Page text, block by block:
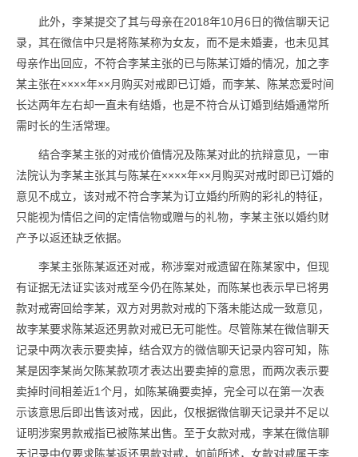
此外，李某提交了其与母亲在2018年10月6日的微信聊天记
录，其在微信中只是将陈某称为女友，而不是未婚妻，也未见其
母亲作出回应，不符合李某主张的已与陈某订婚的情况，加之李
某主张在××××年××月购买对戒即已订婚，而李某、陈某恋爱时间
长达两年左右却一直未有结婚，也是不符合从订婚到结婚通常所
需时长的生活常理。
结合李某主张的对戒价值情况及陈某对此的抗辩意见，一审
法院认为李某主张其与陈某在××××年××月购买对戒时即已订婚的
意见不成立，该对戒不符合李某为订立婚约所购的彩礼的特征，
只能视为情侣之间的定情信物或赠与的礼物，李某主张以婚约财
产予以返还缺乏依据。
李某主张陈某返还对戒，称涉案对戒遗留在陈某家中，但现
有证据无法证实该对戒至今仍在陈某处，而陈某也表示早已将男
款对戒寄回给李某，双方对男款对戒的下落未能达成一致意见，
故李某要求陈某返还男款对戒已无可能性。尽管陈某在微信聊天
记录中两次表示要卖掉，结合双方的微信聊天记录内容可知，陈
某是因李某尚欠陈某款项才表达出要卖掉的意思，而两次表示要
卖掉时间相差近1个月，如陈某确要卖掉，完全可以在第一次表
示该意思后即出售该对戒，因此，仅根据微信聊天记录并不足以
证明涉案男款戒指已被陈某出售。至于女款对戒，李某在微信聊
天记录中仅要求陈某返还男款对戒，如前所述，女款对戒属于李